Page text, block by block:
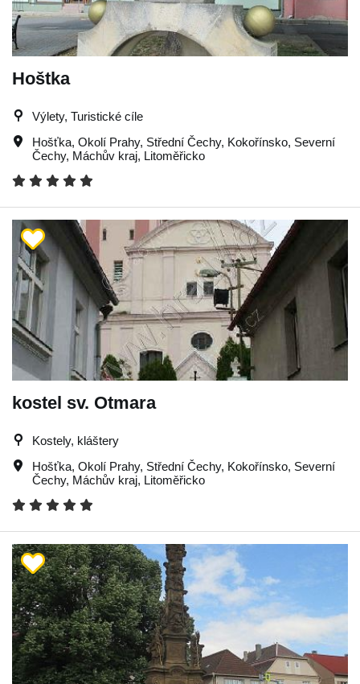
Hoštka
Výlety, Turistické cíle
Hošťka, Okolí Prahy, Střední Čechy, Kokořínsko, Severní
Čechy, Máchův kraj, Litoměřicko
kostel sv. Otmara
Kostely, kláštery
Hošťka, Okolí Prahy, Střední Čechy, Kokořínsko, Severní
Čechy, Máchův kraj, Litoměřicko